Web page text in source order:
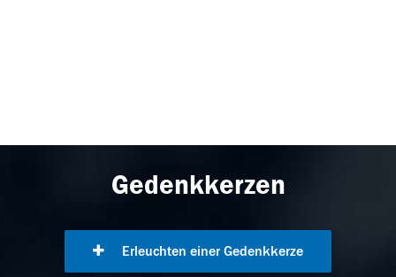
Gedenkkerzen
Erleuchten einer Gedenkkerze